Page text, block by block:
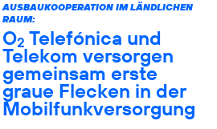
AUSBAUKOOPERATION IM LÄNDLICHEN
RAUM:
O2 Telefónica und
Telekom versorgen
gemeinsam erste
graue Flecken in der
Mobilfunkversorgung